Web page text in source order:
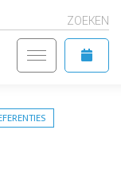
ZOEKEN